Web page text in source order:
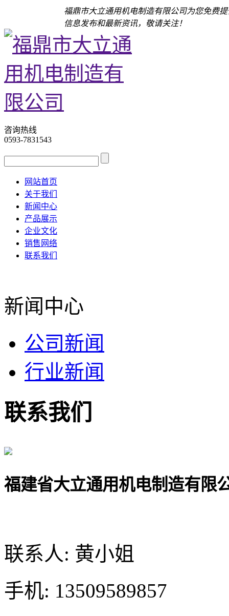
福鼎市大立通用机电制造有限公司为您免费
信息发布和最新资讯，敬请关注！
咨询热线
0593-7831543
网站首页
关于我们
新闻中心
产品展示
企业文化
销售网络
联系我们
新闻中心
公司新闻
行业新闻
联系我们
福建省大立通用机电制造有限
联系人: 黄小姐
手机: 13509589857